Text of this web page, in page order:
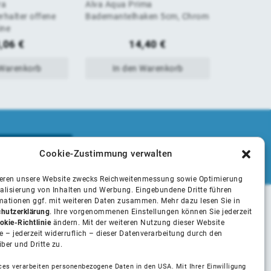
Cookie-Zustimmung verwalten
unsere Website zwecks Reichweitenmessung sowie Optimierung
von Inhalten und Werbung. Eingebundene Dritte führen
ggf. mit weiteren Daten zusammen. Mehr dazu lesen Sie in
. Ihre vorgenommenen Einstellungen können Sie jederzeit
Richtlinieändern. Mit der weiteren Nutzung dieser Website
– jederzeit widerruflich – dieser Datenverarbeitung durch den
und Dritte zu.
verarbeiten personenbezogene Daten in den USA. Mit Ihrer Einwilligung
offene
€
von
Alva Aqua Prima
Bademantelhaken 5cm, Chrom
14,40€
In den Warenkorb
Unsere Partner